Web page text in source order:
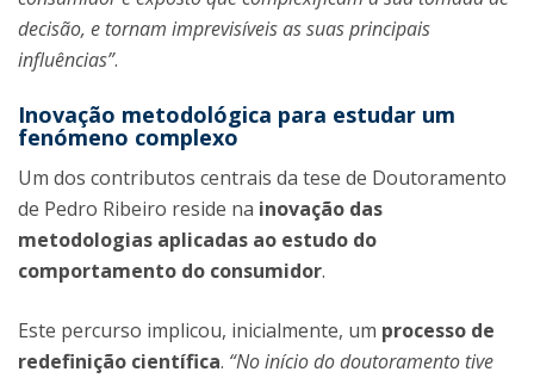
decisão, e tornam imprevisíveis as suas principais
influências”.
Inovação metodológica para estudar um
fenómeno complexo
Um dos contributos centrais da tese de Doutoramento
de Pedro Ribeiro reside na inovação das
metodologias aplicadas ao estudo do
comportamento do consumidor.
Este percurso implicou, inicialmente, um processo de
redefinição científica. “No início do doutoramento tive